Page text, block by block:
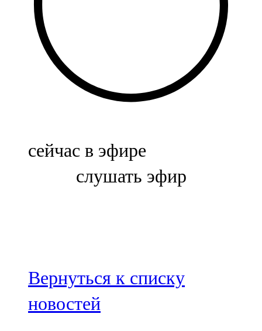
104,9 FM
Баулы
107,5 FM
Биләр
Болгар
100,3 FM
Зәй
106,6 FM
сейчас в эфире
слушать эфир
Вернуться к списку
новостей